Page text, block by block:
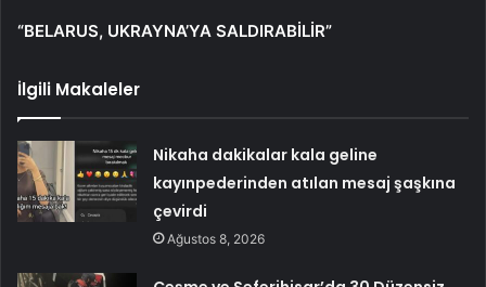
“BELARUS, UKRAYNA’YA SALDIRABİLİR”
İlgili Makaleler
Nikaha dakikalar kala geline
kayınpederinden atılan mesaj şaşkına
çevirdi
Ağustos 8, 2026